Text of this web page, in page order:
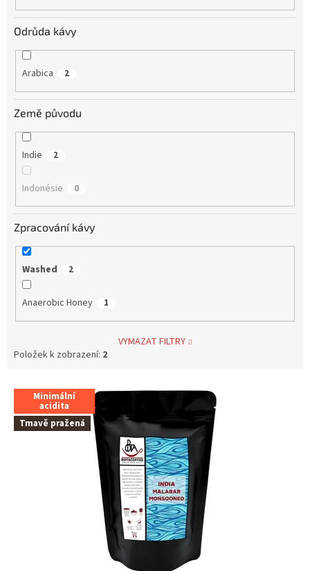
Odrůda kávy
Arabica 2
Země původu
Indie 2
Indonésie 0
Zpracování kávy
Washed 2
Anaerobic Honey 1
VYMAZAT FILTRY
Položek k zobrazení: 2
V
p
Minimální
acidita
Tmavě pražená